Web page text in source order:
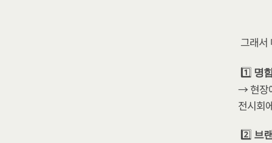
그래
1️⃣ 명
→ 현장
전시회
2️⃣ 브